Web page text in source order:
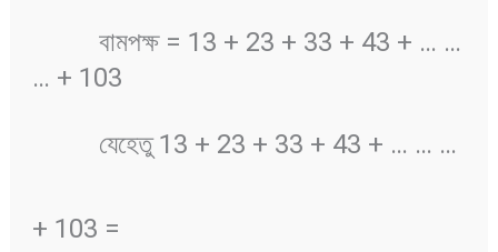
বামপক্ষ = 13 + 23 + 33 + 43 + … …
… + 103
যেহেতু 13 + 23 + 33 + 43 + … … …
+ 103 =